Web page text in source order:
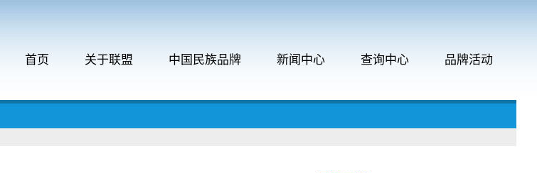
首页 关于联盟 中国民族品牌 新闻中心 查询中心 品牌活动